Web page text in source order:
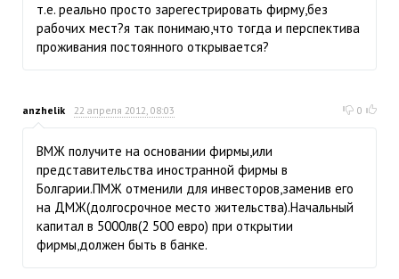
т.е. реально просто зарегестрировать фирму,без
рабочих мест?я так понимаю,что тогда и перспектива
проживания постоянного открывается?
anzhelik 22 апреля 2012, 08:03 0
ВМЖ получите на основании фирмы,или
представительства иностранной фирмы в
Болгарии.ПМЖ отменили для инвесторов,заменив его
на ДМЖ(долгосрочное место жительства).Начальный
капитал в 5000лв(2 500 евро) при открытии
фирмы,должен быть в банке.